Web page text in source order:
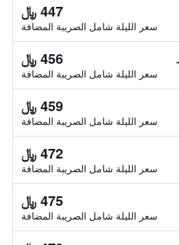
447 ﷼
سعر الليلة شامل الصريبة المضافة
456 ﷼
سعر الليلة شامل الصريبة المضافة
459 ﷼
سعر الليلة شامل الصريبة المضافة
472 ﷼
سعر الليلة شامل الصريبة المضافة
475 ﷼
سعر الليلة شامل الصريبة المضافة